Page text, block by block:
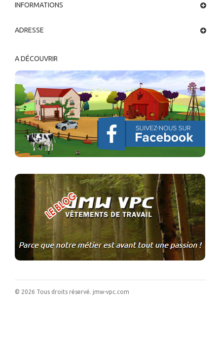
INFORMATIONS
ADRESSE
A DÉCOUVRIR
© 2026 Tous droits réservé. jmw-vpc.com